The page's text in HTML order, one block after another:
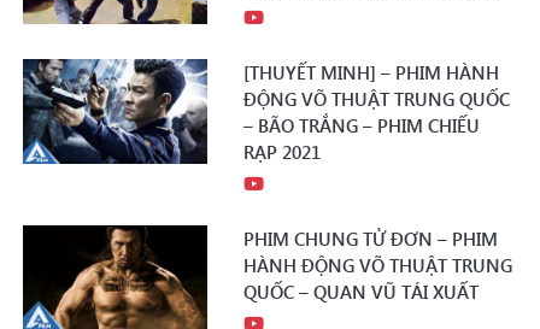
[THUYẾT MINH] – PHIM HÀNH
ĐỘNG VÕ THUẬT TRUNG QUỐC
– BÃO TRẮNG – PHIM CHIẾU
RẠP 2021
PHIM CHUNG TỬ ĐƠN – PHIM
HÀNH ĐỘNG VÕ THUẬT TRUNG
QUỐC – QUAN VŨ TÁI XUẤT